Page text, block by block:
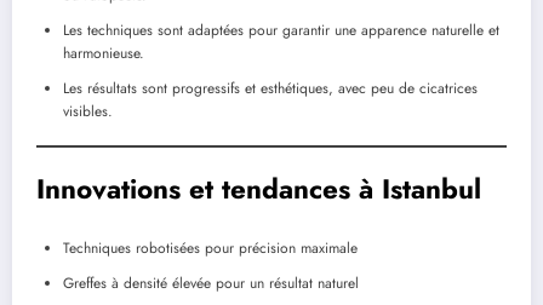
Les techniques sont adaptées pour garantir une apparence naturelle et
harmonieuse.
Les résultats sont progressifs et esthétiques, avec peu de cicatrices
visibles.
Innovations et tendances à Istanbul
Techniques robotisées pour précision maximale
Greffes à densité élevée pour un résultat naturel